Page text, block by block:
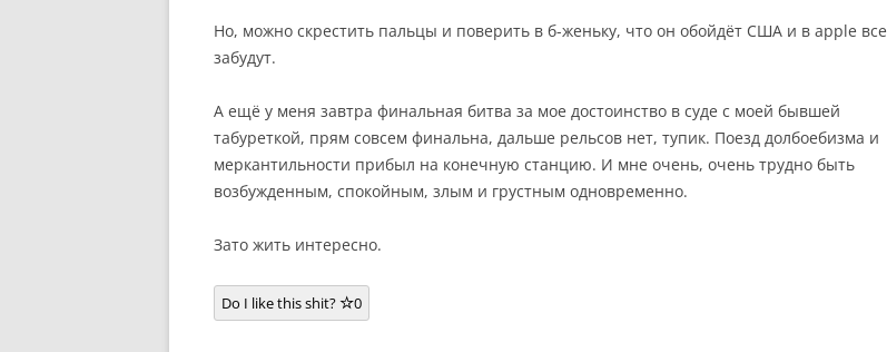
Но, можно скрестить пальцы и поверить в б-женьку, что он обойдёт США и в apple все
забудут.
А ещё у меня завтра финальная битва за мое достоинство в суде с моей бывшей
табуреткой, прям совсем финальна, дальше рельсов нет, тупик. Поезд долбоебизма и
меркантильности прибыл на конечную станцию. И мне очень, очень трудно быть
возбужденным, спокойным, злым и грустным одновременно.
Зато жить интересно.
Do I like this shit? 0